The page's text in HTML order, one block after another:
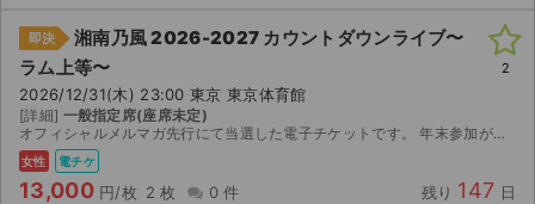
即決
湘南乃風 2026-2027 カウントダウンライブ〜
ラム上等〜
2026/12/31(木) 23:00 東京 東京体育館
[詳細] 一般指定席(座席未定)
オフィシャルメルマガ先行にて当選した電子チケットです。 年末参加がむずかしくなった為おゆずりします。 いっしゅうかん前に表示される為そこから発送致します 【枚数】2枚（連番） 【座席】未定（公...
女性 電チケ
13,000 円/枚 2 枚 0 件 残り 147 日
2